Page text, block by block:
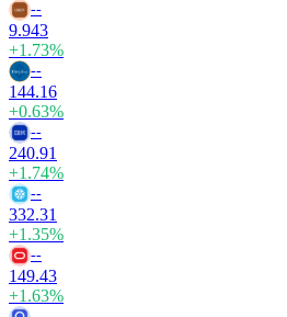
--
9.943
+1.73%
--
144.16
+0.63%
--
240.91
+1.74%
--
332.31
+1.35%
--
149.43
+1.63%